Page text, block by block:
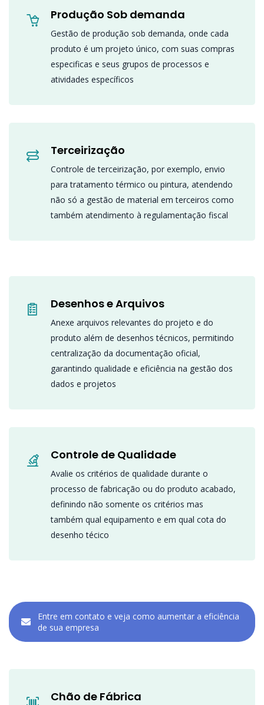
Produção Sob demanda
Gestão de produção sob demanda, onde cada
produto é um projeto único, com suas compras
especificas e seus grupos de processos e
atividades específicos
Terceirização
Controle de terceirização, por exemplo, envio
para tratamento térmico ou pintura, atendendo
não só a gestão de material em terceiros como
também atendimento à regulamentação fiscal
Desenhos e Arquivos
Anexe arquivos relevantes do projeto e do
produto além de desenhos técnicos, permitindo
centralização da documentação oficial,
garantindo qualidade e eficiência na gestão dos
dados e projetos
Controle de Qualidade
Avalie os critérios de qualidade durante o
processo de fabricação ou do produto acabado,
definindo não somente os critérios mas
também qual equipamento e em qual cota do
desenho técico
Entre em contato e veja como aumentar a eficiência
de sua empresa
Chão de Fábrica